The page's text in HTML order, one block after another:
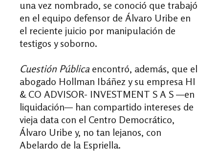
una vez nombrado, se conoció que trabajó
en el equipo defensor de Álvaro Uribe en
el reciente juicio por manipulación de
testigos y soborno.
Cuestión Pública encontró, además, que el
abogado Hollman Ibáñez y su empresa HI
& CO ADVISOR- INVESTMENT S A S —en
liquidación— han compartido intereses de
vieja data con el Centro Democrático,
Álvaro Uribe y, no tan lejanos, con
Abelardo de la Espriella.